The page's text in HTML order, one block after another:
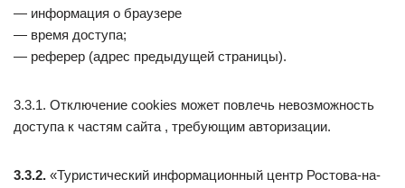
— информация о браузере
— время доступа;
— реферер (адрес предыдущей страницы).
3.3.1. Отключение cookies может повлечь невозможность
доступа к частям сайта , требующим авторизации.
3.3.2. «Туристический информационный центр Ростова-на-